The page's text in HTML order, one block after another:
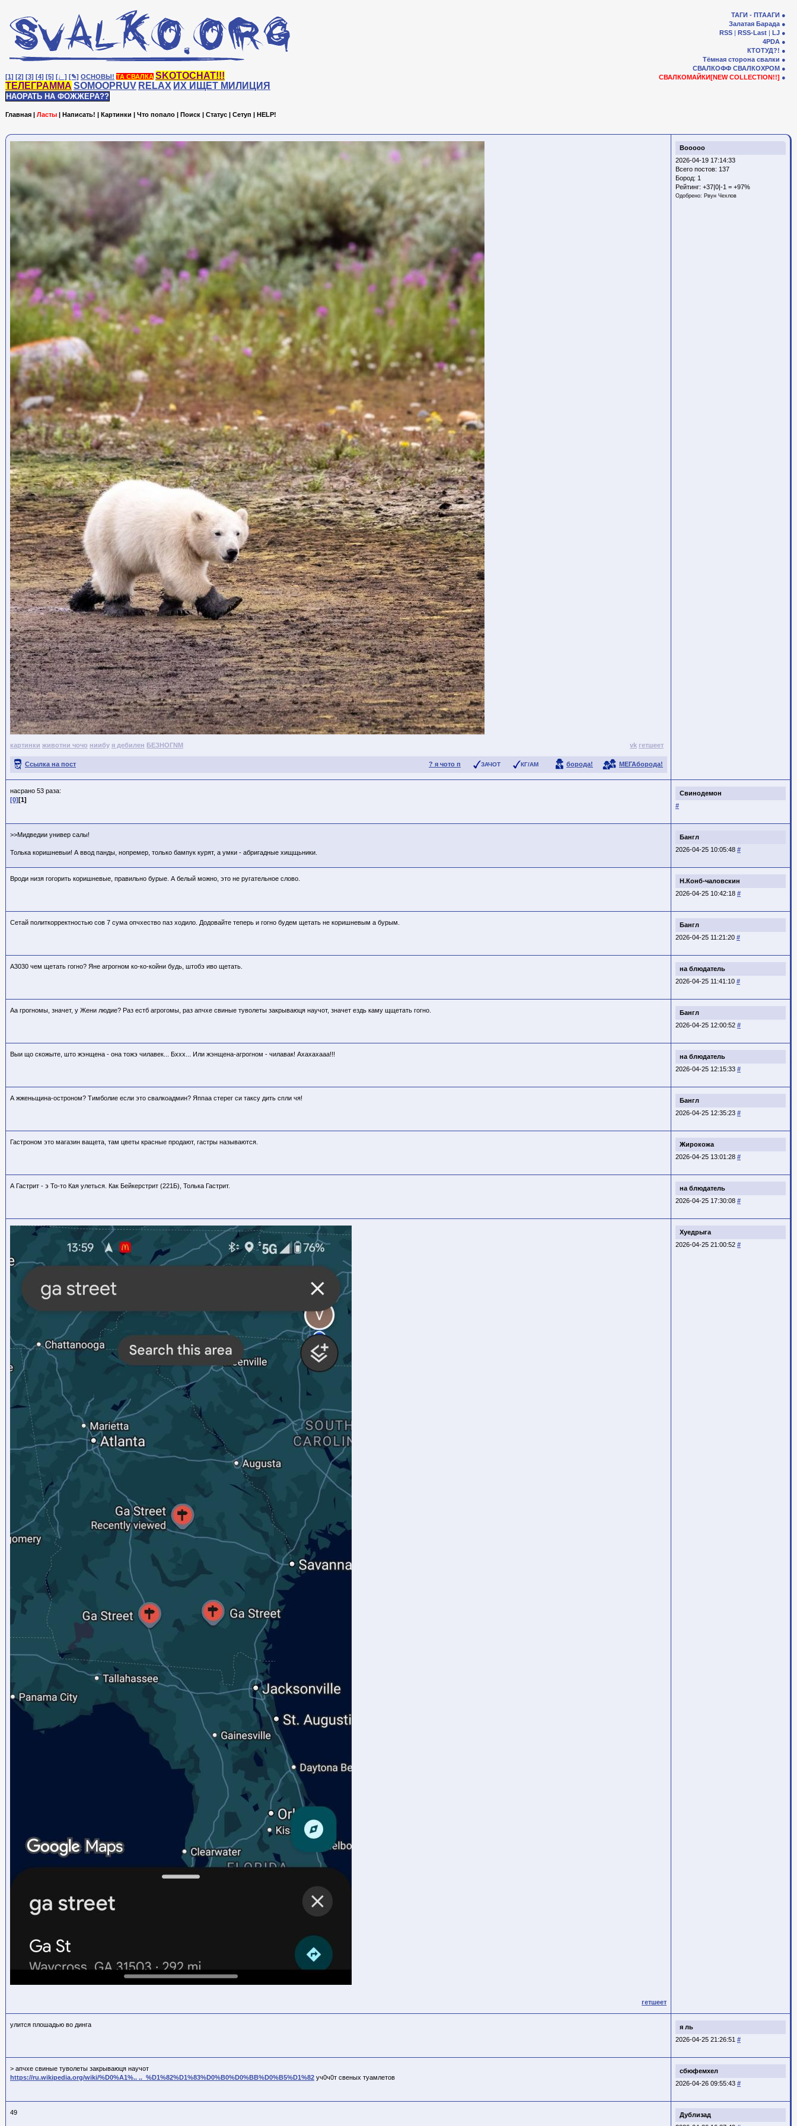
[1] [2] [3] [4] [5] [♩] [✎] ОСНОВЫ! ТА СВАЛКА SKOTOCHAT!!!
ТЕЛЕГРАММА SOMOOPRUV RELAX ИХ ИЩЕТ МИЛИЦИЯ
НАОРАТЬ НА ФОЖЖЕРА??
ТАГИ - ПТААГИ
Залатая Барада
RSS | RSS-Last | LJ
4PDA
КТОТУД?!
Тёмная сторона свалки
СВАЛКОФФ СВАЛКОХРОМ
СВАЛКОМАЙКИ[NEW COLLECTION!!]
Главная | Ласты | Написать! | Картинки | Что попало | Поиск | Статус | Сетуп | HELP!
Booooo
2026-04-19 17:14:33
Всего постов: 137
Бород: 1
Рейтинг: +37|0|-1 = +97%
Одобрено: Рвун Чехлов
картинки животни чочо ниибу я дебилен БЕЗНОГNМ vk гетшеет
? я чото п ЗАЧОТ КГ/АМ борода! МЕГАборода!
Ссылка на пост
Свинодемон
#
насрано 53 раза:
[0][1]
Бангл
2026-04-25 10:05:48 #
>>Мидведии универ салы!
Толька коришневыи! А ввод панды, нопремер, только бампук курят, а умки - абригадные хищщьники.
Н.Конб-чаловскин
2026-04-25 10:42:18 #
Вроди низя гогорить коришневые, правильно бурые. А белый можно, это не ругательное слово.
Бангл
2026-04-25 11:21:20 #
Сетай политкорректностью сов 7 сума опчхество паз ходило. Додовайте теперь и гогно будем щетать не коришневым а бурым.
на блюдатель
2026-04-25 11:41:10 #
А3030 чем щетать гогно? Яне агрогном ко-ко-койни будь, штобэ иво щетать.
Бангл
2026-04-25 12:00:52 #
Аа грогномы, значет, у Жени людие? Раз естб агрогомы, раз апчхе свиные туволеты закрываюця научот, значет ездь каму щщетать гогно.
на блюдатель
2026-04-25 12:15:33 #
Выи що скожыте, што жэнщена - она тожэ чилавек... Бххх... Или жэнщена-агрогном - чилавак! Ахахахааа!!!
Бангл
2026-04-25 12:35:23 #
А жженьщина-остроном? Тимболие если это свалкоадмин? Яппаа стерег си таксу дить спли чя!
Жирокожа
2026-04-25 13:01:28 #
Гастроном это магазин ващета, там цветы красные продают, гастры называются.
на блюдатель
2026-04-25 17:30:08 #
А Гастрит - э То-то Кая улеться. Как Бейкерстрит (221Б), Толька Гастрит.
Хуедрыга
2026-04-25 21:00:52 #
гетшеет
я ль
2026-04-25 21:26:51 #
улится плошадью во динга
сбюфемхел
2026-04-26 09:55:43 #
> апчхе свиные туволеты закрываюця научот
https://ru.wikipedia.org/wiki/%D0%A1%.. .._%D1%82%D1%83%D0%B0%D0%BB%D0%B5%D1%82 уч0ч0т свеных туамлетов
Дублизад
49